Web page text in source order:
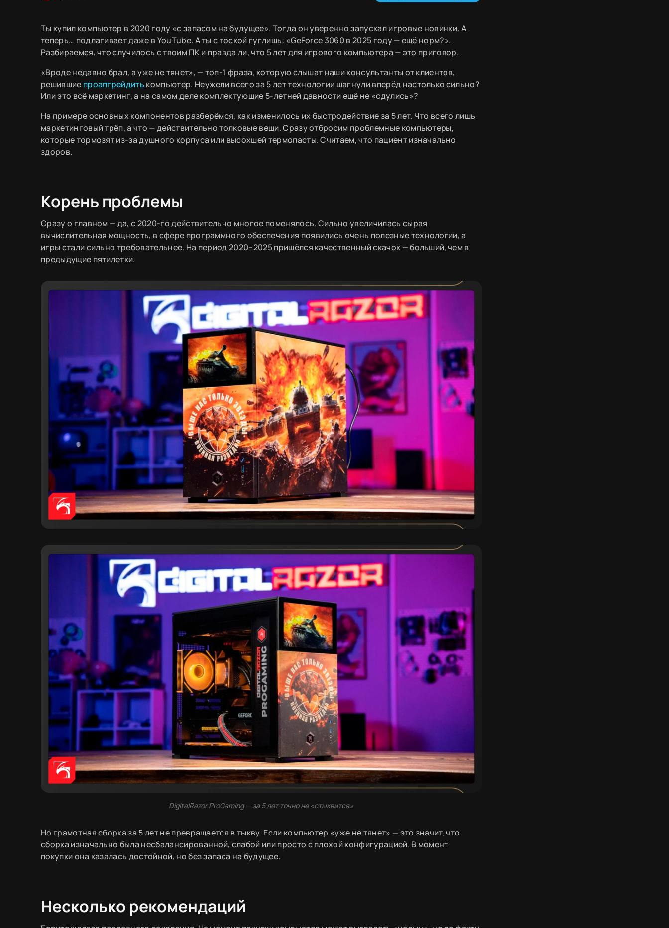
Ты купил компьютер в 2020 году «с запасом на будущее». Тогда он уверенно запускал игровые новинки. А
теперь… подлагивает даже в YouTube. А ты с тоской гуглишь: «GeForce 3060 в 2025 году — ещё норм?».
Разбираемся, что случилось с твоим ПК и правда ли, что 5 лет для игрового компьютера — это приговор.
«Вроде недавно брал, а уже не тянет», — топ-1 фраза, которую слышат наши консультанты от клиентов,
решившие проапгрейдить компьютер. Неужели всего за 5 лет технологии шагнули вперёд настолько сильно?
Или это всё маркетинг, а на самом деле комплектующие 5-летней давности ещё не «сдулись»?
На примере основных компонентов разберёмся, как изменилось их быстродействие за 5 лет. Что всего лишь
маркетинговый трёп, а что — действительно толковые вещи. Сразу отбросим проблемные компьютеры,
которые тормозят из-за душного корпуса или высохшей термопасты. Считаем, что пациент изначально
здоров.
Корень проблемы
Сразу о главном — да, с 2020-го действительно многое поменялось. Сильно увеличилась сырая
вычислительная мощность, в сфере программного обеспечения появились очень полезные технологии, а
игры стали сильно требовательнее. На период 2020–2025 пришёлся качественный скачок — больший, чем в
предыдущие пятилетки.
DigitalRazor ProGaming — за 5 лет точно не «стыквится»
Но грамотная сборка за 5 лет не превращается в тыкву. Если компьютер «уже не тянет» — это значит, что
сборка изначально была несбалансированной, слабой или просто с плохой конфигурацией. В момент
покупки она казалась достойной, но без запаса на будущее.
Несколько рекомендаций